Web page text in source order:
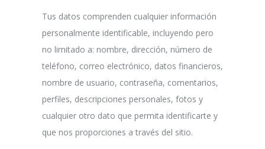
Tus datos comprenden cualquier información
personalmente identificable, incluyendo pero
no limitado a: nombre, dirección, número de
teléfono, correo electrónico, datos financieros,
nombre de usuario, contraseña, comentarios,
perfiles, descripciones personales, fotos y
cualquier otro dato que permita identificarte y
que nos proporciones a través del sitio.